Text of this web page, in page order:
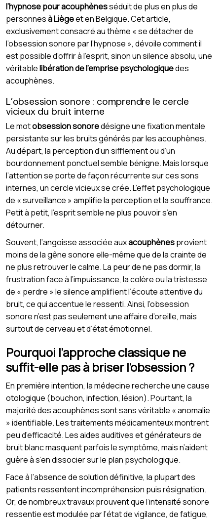
l’hypnose pour acouphènesséduit de plus en plus de
personnesà Liègeet en Belgique. Cet article,
exclusivement consacré au thème « se détacher de
l’obsession sonore par l’hypnose », dévoile comment il
est possible d’offrir à l’esprit, sinon un silence absolu, une
véritablelibération de l’emprise psychologiquedes
acouphènes.
L’obsession sonore : comprendre le cercle
vicieux du bruit interne
Le motobsession sonoredésigne une fixation mentale
persistante sur les bruits générés par les acouphènes.
Au départ, la perception d’un sifflement ou d’un
bourdonnement ponctuel semble bénigne. Mais lorsque
l’attention se porte de façon récurrente sur ces sons
internes, un cercle vicieux se crée. L’effet psychologique
de « surveillance » amplifie la perception et la souffrance.
Petit à petit, l’esprit semble ne plus pouvoir s’en
détourner.
Souvent, l’angoisse associée auxacouphènesprovient
moins de la gêne sonore elle-même que de la crainte de
ne plus retrouver le calme. La peur de ne pas dormir, la
frustration face à l’impuissance, la colère ou la tristesse
de « perdre » le silence amplifient l’écoute attentive du
bruit, ce qui accentue le ressenti. Ainsi, l’obsession
sonore n’est pas seulement une affaire d’oreille, mais
surtout de cerveau et d’état émotionnel.
Pourquoi l’approche classique ne
suffit-elle pas à briser l’obsession ?
En première intention, la médecine recherche une cause
otologique (bouchon, infection, lésion). Pourtant, la
majorité des acouphènes sont sans véritable « anomalie
» identifiable. Les traitements médicamenteux montrent
peu d’efficacité. Les aides auditives et générateurs de
bruit blanc masquent parfois le symptôme, mais n’aident
guère à s’en dissocier sur le plan psychologique.
Face à l’absence de solution définitive, la plupart des
patients ressentent incompréhension puis résignation.
Or, de nombreux travaux prouvent que l’intensité sonore
ressentie est modulée par l’état de vigilance, de fatigue,